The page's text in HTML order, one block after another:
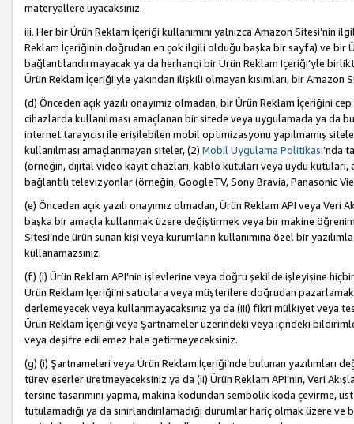
materyallere uyacaksınız.
iii. Her bir Ürün Reklam İçeriği kullanımını yalnızca Amazon
Reklam İçeriğinin doğrudan en çok ilgili olduğu başka bir sayfa) ve bir
bağlantılandırmayacak ya da herhangi bir Ürün Reklam İçeriği’yle
Ürün Reklam İçeriği’yle yakından ilişkili olmayan kısımları, bir Amazon
(d) Önceden açık yazılı onayımız olmadan, bir Ürün Reklam İçeriğini
cihazlarda kullanılması amaçlanan bir sitede veya uygulamada ya da
internet tarayıcısı ile erişilebilen mobil optimizasyonu yapılmamış
kullanılması amaçlanmayan siteler, (2) Mobil Uygulama Politikası’nda
(örneğin, dijital video kayıt cihazları, kablo kutuları veya uydu kutuları,
bağlantılı televizyonlar (örneğin, GoogleTV, Sony Bravia, Panasonic
(e) Önceden açık yazılı onayımız olmadan, Ürün Reklam API veya
başka bir amaçla kullanmak üzere değiştirmek veya bir makine
Sitesi’nde ürün sunan kişi veya kurumların kullanımına özel bir
kullanamazsınız.
(f) (i) Ürün Reklam API’nin işlevlerine veya doğru şekilde işleyişine
Ürün Reklam İçeriği’ni satıcılara veya müşterilere doğrudan
derlemeyecek veya kullanmayacaksınız ya da (iii) fikri mülkiyet veya
Ürün Reklam İçeriği veya Şartnameler üzerindeki veya içindeki
veya deşifre edilemez hale getirmeyeceksiniz.
(g) (i) Şartnameleri veya Ürün Reklam İçeriği’nde bulunan
türev eserler üretmeyeceksiniz ya da (ii) Ürün Reklam API’nin, Veri
tersine tasarımını yapma, makina kodundan sembolik koda çevirme,
tutulamadığı ya da sınırlandırılamadığı durumlar hariç olmak üzere